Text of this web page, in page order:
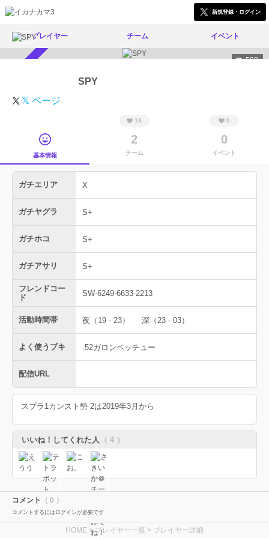
新規登録・ログイン
プレイヤー チーム イベント
598
SPY
𝕏 ページ
基本情報
18
2
チーム
0
0
イベント
ガチエリア X
ガチヤグラ S+
ガチホコ S+
ガチアサリ S+
フレンドコー
ド
SW-6249-6633-2213
活動時間帯 夜（19 - 23） 深（23 - 03）
よく使うブキ .52ガロンベッチュー
配信URL
スプラ1カンスト勢 2は2019年3月から
いいね！してくれた人 （ 4 ）
コメント （ 0 ）
コメントするにはログインが必要です
HOME >プレイヤー一覧 > プレイヤー詳細